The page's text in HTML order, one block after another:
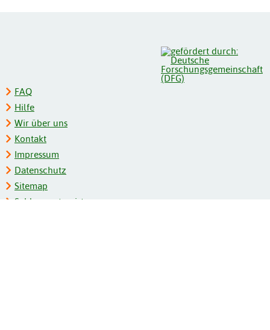
FAQ
Hilfe
Wir über uns
Kontakt
Impressum
Datenschutz
Sitemap
Schlagwortregister